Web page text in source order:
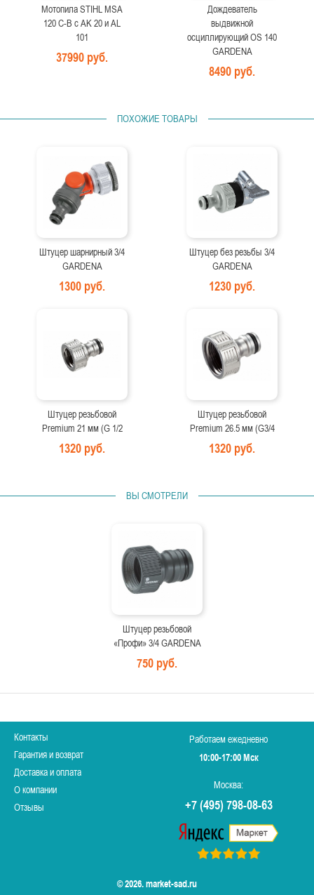
Мотопила STIHL MSA
120 C-B с AK 20 и AL
101
37990 руб.
Дождеватель
выдвижной
осциллирующий OS 140
GARDENA
8490 руб.
ПОХОЖИЕ ТОВАРЫ
Штуцер шарнирный 3/4
GARDENA
1300 руб.
Штуцер без резьбы 3/4
GARDENA
1230 руб.
Штуцер резьбовой
Premium 21 мм (G 1/2
1320 руб.
Штуцер резьбовой
Premium 26.5 мм (G3/4
1320 руб.
ВЫ СМОТРЕЛИ
Штуцер резьбовой
«Профи» 3/4 GARDENA
750 руб.
Контакты
Гарантия и возврат
Доставка и оплата
О компании
Отзывы
Работаем ежедневно
10:00-17:00 Мск
Москва:
+7 (495) 798-08-63
© 2026. market-sad.ru